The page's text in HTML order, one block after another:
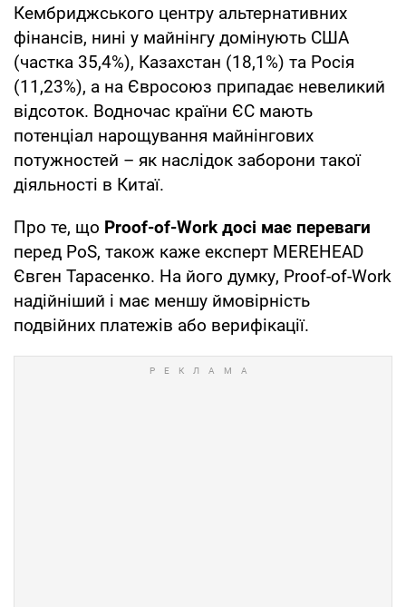
Кембриджського центру альтернативних
фінансів, нині у майнінгу домінують США
(частка 35,4%), Казахстан (18,1%) та Росія
(11,23%), а на Євросоюз припадає невеликий
відсоток. Водночас країни ЄС мають
потенціал нарощування майнінгових
потужностей – як наслідок заборони такої
діяльності в Китаї.
Про те, що Proof-of-Work досі має переваги
перед PoS, також каже експерт MEREHEAD
Євген Тарасенко. На його думку, Proof-of-Work
надійніший і має меншу ймовірність
подвійних платежів або верифікації.